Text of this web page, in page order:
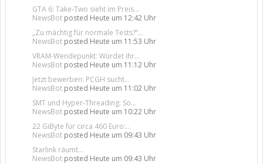
GTA 6: Take-Two sieht im Preis...
NewsBot posted Heute um 12:42 Uhr
„Zu mächtig für normale Tests?“...
NewsBot posted Heute um 11:53 Uhr
VRAM-Wendepunkt: Würdet ihr...
NewsBot posted Heute um 11:12 Uhr
Jetzt bewerben: PCGH sucht...
NewsBot posted Heute um 11:02 Uhr
SMT und Hyper-Threading: So...
NewsBot posted Heute um 10:22 Uhr
22 GiByte für circa 460 Euro:...
NewsBot posted Heute um 09:43 Uhr
Starlink räumt...
NewsBot posted Heute um 09:43 Uhr